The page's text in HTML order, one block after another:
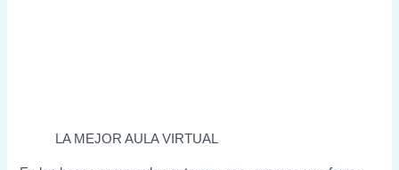
LA MEJOR AULA VIRTUAL